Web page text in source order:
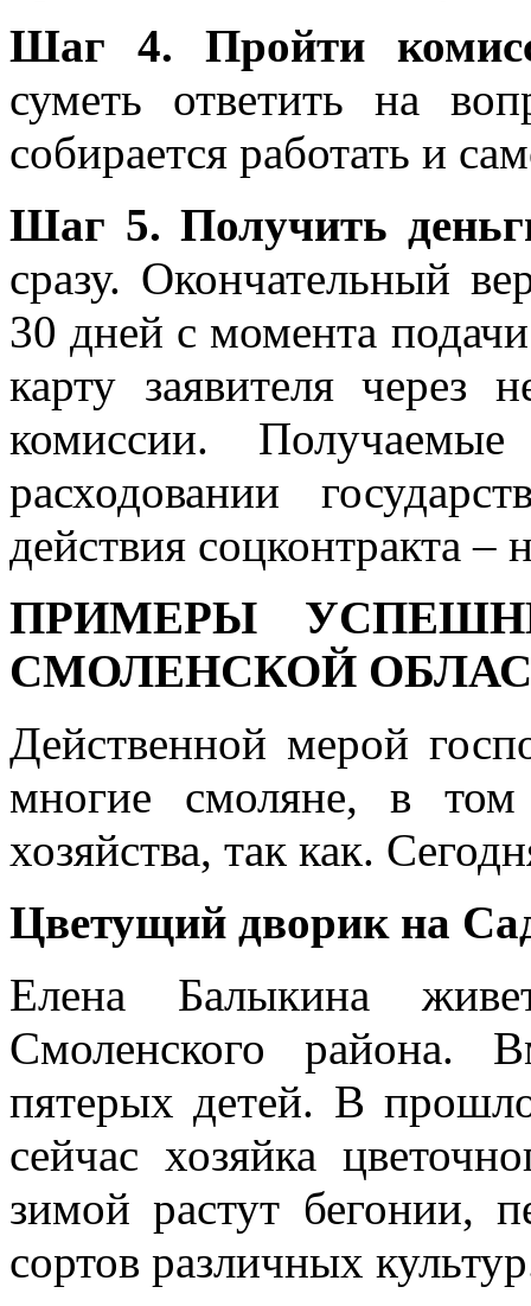
Шаг 4. Пройти
суметь ответить на
собирается работать и
Шаг 5. Получить
сразу. Окончательный
30 дней с момента
карту заявителя через
комиссии.
расходовании
действия соцконтракта –
ПРИМЕРЫ
СМОЛЕНСКОЙ
Действенной мерой
многие смоляне, в
хозяйства, так как.
Цветущий дворик на
Елена Балыкина
Смоленского района.
пятерых детей. В
сейчас хозяйка
зимой растут бегонии,
сортов различных